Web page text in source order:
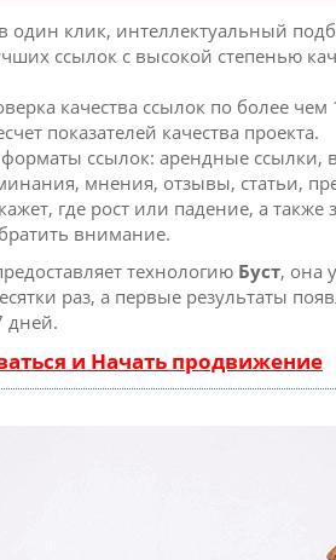
клик, интеллектуальный
ссылок с высокой степенью
качества ссылок по более чем
показателей качества проекта.
ссылок: арендные ссылки,
мнения, отзывы, статьи,
где рост или падение, а также
внимание.
технологию Буст, она
раз, а первые результаты
дней.
и Начать продвижение